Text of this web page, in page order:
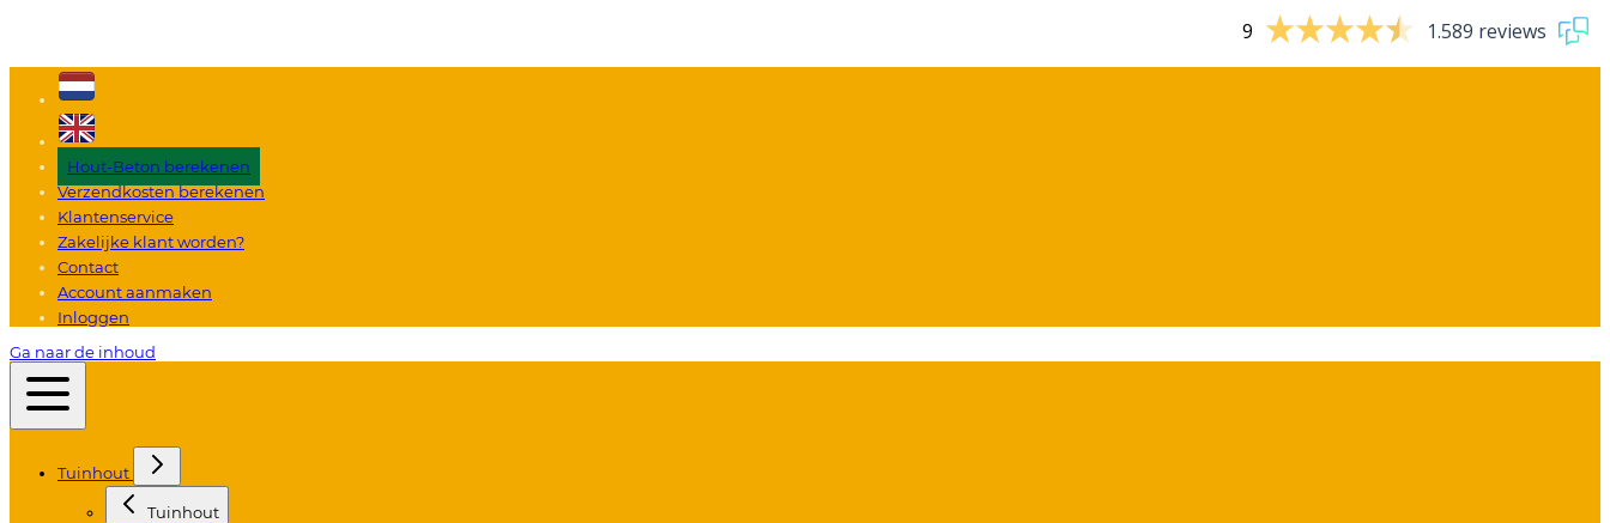
9 1.589 reviews
Hout-Beton berekenen
Verzendkosten berekenen
Klantenservice
Zakelijke klant worden?
Contact
Account aanmaken
Inloggen
Ga naar de inhoud
Tuinhout
Tuinhout